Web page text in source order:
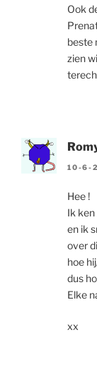
Ook
beste
zien
10-6-
Hee !
Ik ken
en ik
over
hoe
dus
Elke
xx